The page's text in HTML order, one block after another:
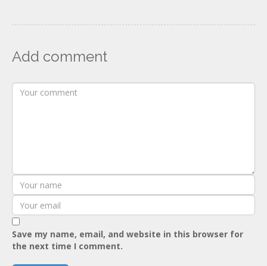
Add comment
Save my name, email, and website in this browser for
the next time I comment.